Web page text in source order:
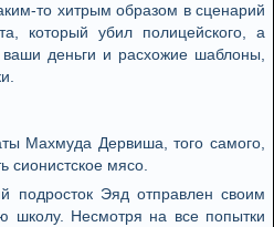
то хитрым образом в сценарий
который убил полицейского, а
деньги и расхожие шаблоны,
Махмуда Дервиша, того самого,
сионистское мясо.
подросток Эяд отправлен своим
школу. Несмотря на все попытки